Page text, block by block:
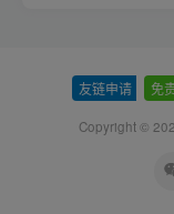
友链申请 免
Copyright ©